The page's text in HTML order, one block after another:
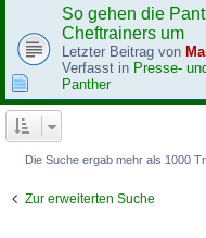
So gehen die
Cheftrainers um
Letzter Beitrag von
Verfasst in Presse-
Panther
Die Suche ergab mehr als 1000
Zur erweiterten Suche